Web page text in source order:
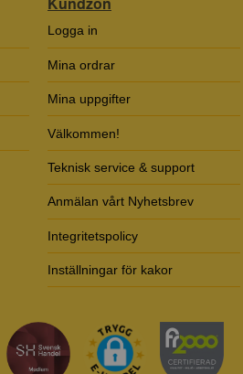
Logga in
Mina ordrar
Mina uppgifter
Välkommen!
Teknisk service & support
Anmälan vårt Nyhetsbrev
Integritetspolicy
Inställningar för kakor